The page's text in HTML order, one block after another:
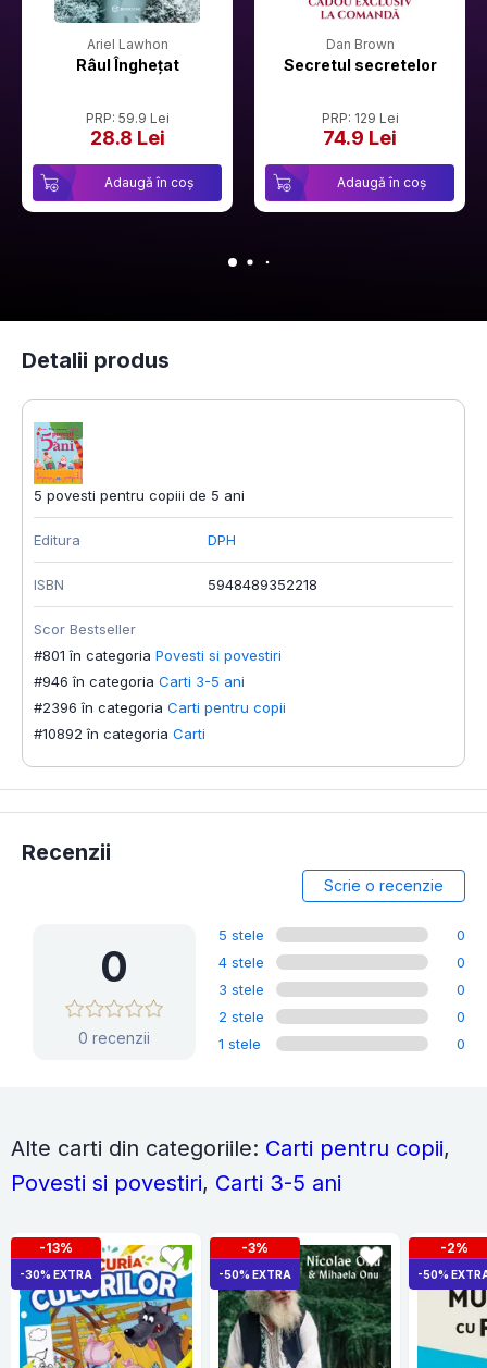
Ariel Lawhon
Râul Înghețat
PRP: 59.9 Lei
28.8 Lei
Adaugă în coș
Dan Brown
Secretul secretelor
PRP: 129 Lei
74.9 Lei
Adaugă în coș
Detalii produs
5 povesti pentru copiii de 5 ani
Editura DPH
ISBN 5948489352218
Scor Bestseller
#801 în categoria Povesti si povestiri
#946 în categoria Carti 3-5 ani
#2396 în categoria Carti pentru copii
#10892 în categoria Carti
Recenzii
Scrie o recenzie
0
0 recenzii
5 stele
0
4 stele
0
3 stele
0
2 stele
0
1 stele
0
Alte carti din categoriile: Carti pentru copii,
Povesti si povestiri, Carti 3-5 ani
-13%
-30% EXTRA
-3%
-50% EXTRA
-2%
-50%